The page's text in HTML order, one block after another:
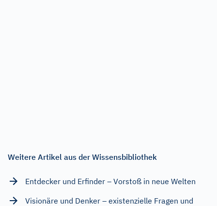
Weitere Artikel aus der Wissensbibliothek
Entdecker und Erfinder – Vorstoß in neue Welten
Visionäre und Denker – existenzielle Fragen und